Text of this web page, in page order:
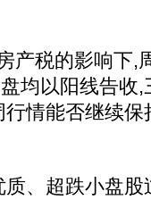
税的影响下,
均以阳线告收
情能否继续
、超跌小盘股